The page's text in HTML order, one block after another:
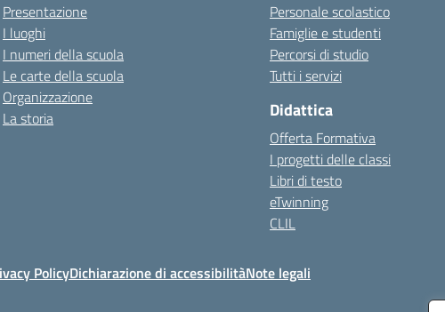
Presentazione
I luoghi
I numeri della scuola
Le carte della scuola
Organizzazione
La storia
Personale scolastico
Famiglie e studenti
Percorsi di studio
Tutti i servizi
Didattica
Offerta Formativa
I progetti delle classi
Libri di testo
eTwinning
CLIL
PolicyDichiarazione di accessibilitàNote legali